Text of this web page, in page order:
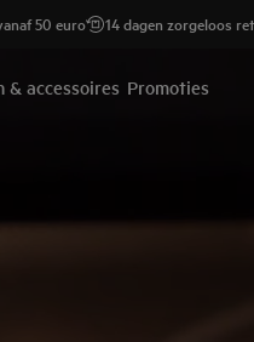
50 euro 14 dagen zorgeloos
& accessoires Promoties